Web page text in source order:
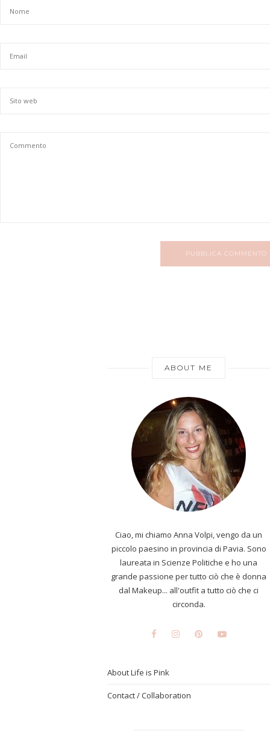
PUBBLICA COMMENTO
ABOUT ME
Ciao, mi chiamo Anna Volpi, vengo da un
piccolo paesino in provincia di Pavia. Sono
laureata in Scienze Politiche e ho una
grande passione per tutto ciò che è donna
dal Makeup... all'outfit a tutto ciò che ci
circonda.
About Life is Pink
Contact / Collaboration